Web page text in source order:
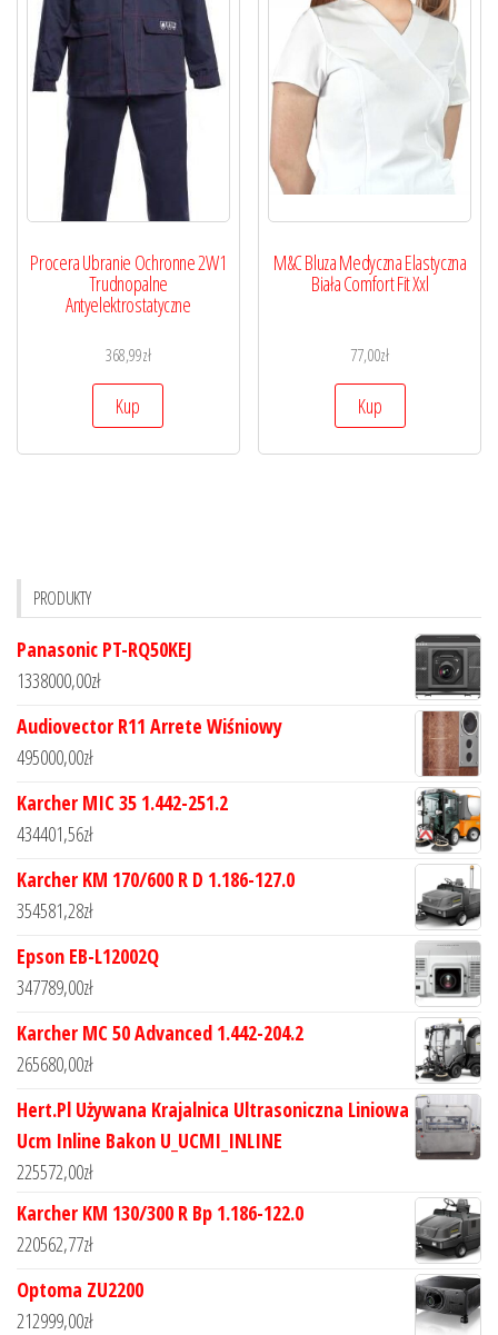
Procera Ubranie Ochronne 2W1
Trudnopalne
Antyelektrostatyczne
368,99zł
Kup
M&C Bluza Medyczna Elastyczna
Biała Comfort Fit Xxl
77,00zł
Kup
PRODUKTY
Panasonic PT-RQ50KEJ
1338000,00zł
Audiovector R11 Arrete Wiśniowy
495000,00zł
Karcher MIC 35 1.442-251.2
434401,56zł
Karcher KM 170/600 R D 1.186-127.0
354581,28zł
Epson EB-L12002Q
347789,00zł
Karcher MC 50 Advanced 1.442-204.2
265680,00zł
Hert.Pl Używana Krajalnica Ultrasoniczna Liniowa
Ucm Inline Bakon U_UCMI_INLINE
225572,00zł
Karcher KM 130/300 R Bp 1.186-122.0
220562,77zł
Optoma ZU2200
212999,00zł